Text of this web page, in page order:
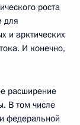
роста
для
и арктических
И конечно,
расширение
В том числе
федеральной